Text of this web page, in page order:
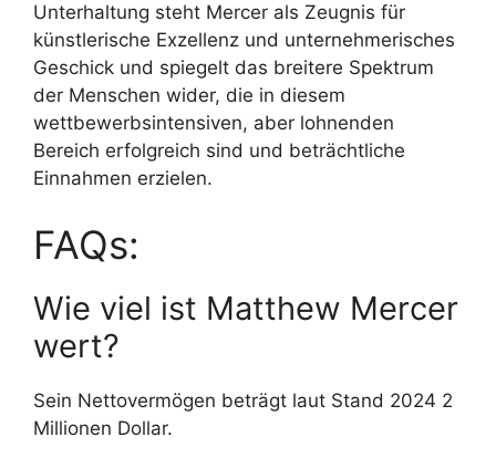
Unterhaltung steht Mercer als Zeugnis für
künstlerische Exzellenz und unternehmerisches
Geschick und spiegelt das breitere Spektrum
der Menschen wider, die in diesem
wettbewerbsintensiven, aber lohnenden
Bereich erfolgreich sind und beträchtliche
Einnahmen erzielen.
FAQs:
Wie viel ist Matthew Mercer
wert?
Sein Nettovermögen beträgt laut Stand 2024 2
Millionen Dollar.